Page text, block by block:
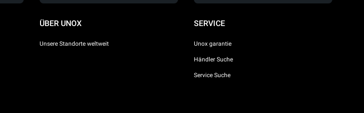
ÜBER UNOX
Unsere Standorte weltweit
SERVICE
Unox garantie
Händler Suche
Service Suche